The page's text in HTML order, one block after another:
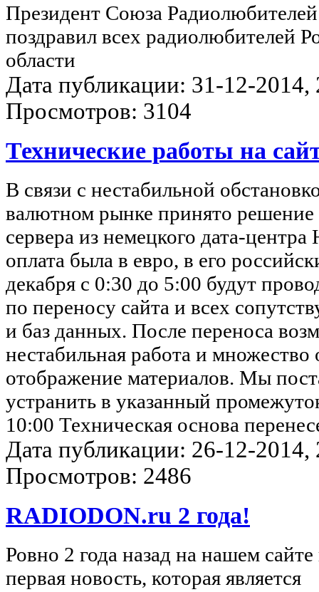
Президент Союза
поздравил всех радиолюбителей
области
Дата публикации: 31-12-2014,
Просмотров: 3104
Технические работы на
В связи с нестабильной
валютном рынке принято решение
сервера из немецкого дата-центра
оплата была в евро, в его
декабря с 0:30 до 5:00 будут
по переносу сайта и всех
и баз данных. После переноса
нестабильная работа и
отображение материалов. Мы
устранить в указанный
10:00 Техническая основа
Дата публикации: 26-12-2014,
Просмотров: 2486
RADIODON.ru 2 года!
Ровно 2 года назад на нашем сайте
первая новость, которая является